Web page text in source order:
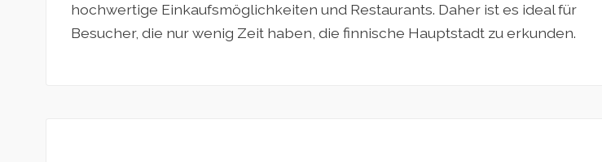
hochwertige Einkaufsmöglichkeiten und Restaurants. Daher ist es ideal für
Besucher, die nur wenig Zeit haben, die finnische Hauptstadt zu erkunden.